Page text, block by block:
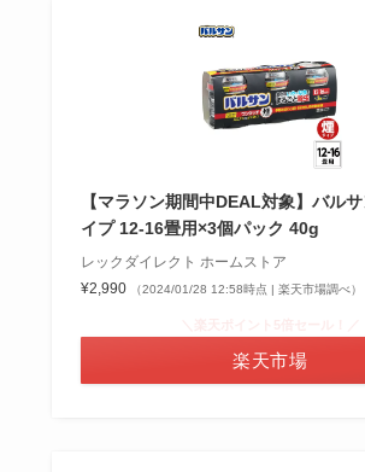
【マラソン期間中DEAL対象】バル
イプ 12-16畳用×3個パック 40g
レックダイレクト ホームストア
¥2,990
（2024/01/28 12:58時点 | 楽天市場調べ）
楽天市場